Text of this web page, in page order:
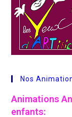
Nos
Animations
enfants: